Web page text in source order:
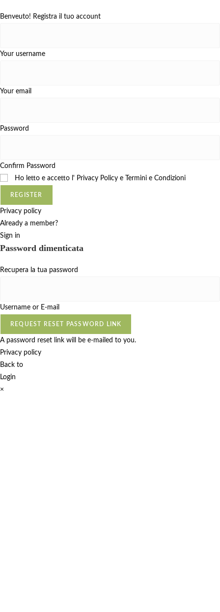
Benveuto! Registra il tuo account
Your username
Your email
Password
Confirm Password
Ho letto e accetto l' Privacy Policy e Termini e Condizioni
REGISTER
Privacy policy
Already a member?
Sign in
Password dimenticata
Recupera la tua password
Username or E-mail
REQUEST RESET PASSWORD LINK
A password reset link will be e-mailed to you.
Privacy policy
Back to
Login
×